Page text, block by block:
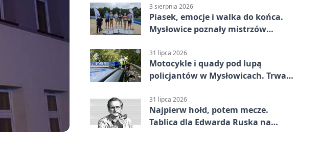
3 sierpnia 2026
Piasek, emocje i walka do końca.
Mysłowice poznały mistrzów
31 lipca 2026
Motocykle i quady pod lupą
policjantów w Mysłowicach. Trwa
31 lipca 2026
Najpierw hołd, potem mecze.
Tablica dla Edwarda Ruska na